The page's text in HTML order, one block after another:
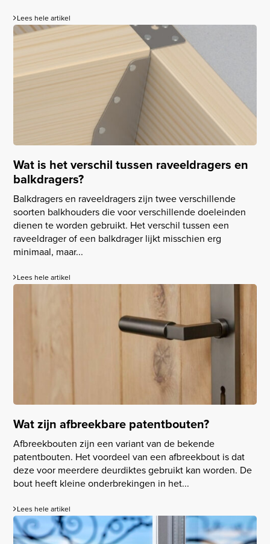
Lees hele artikel
Wat is het verschil tussen raveeldragers en
balkdragers?
Balkdragers en raveeldragers zijn twee verschillende
soorten balkhouders die voor verschillende doeleinden
dienen te worden gebruikt. Het verschil tussen een
raveeldrager of een balkdrager lijkt misschien erg
minimaal, maar...
Lees hele artikel
Wat zijn afbreekbare patentbouten?
Afbreekbouten zijn een variant van de bekende
patentbouten. Het voordeel van een afbreekbout is dat
deze voor meerdere deurdiktes gebruikt kan worden. De
bout heeft kleine onderbrekingen in het...
Lees hele artikel